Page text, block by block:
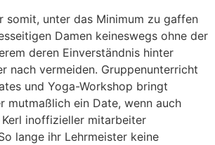
somit, unter das Minimum zu gaffen
Damen keineswegs ohne der
deren Einverständnis hinter
nach vermeiden. Gruppenunterricht
und Yoga-Workshop bringt
mutmaßlich ein Date, wenn auch
inoffizieller mitarbeiter
lange ihr Lehrmeister keine